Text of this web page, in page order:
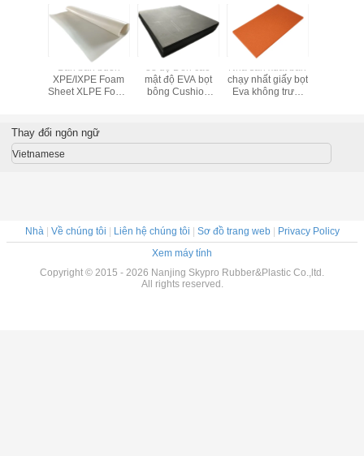
Tấm xốp EVA lật
Tấm xốp eva long
lanh
Non-slip Silver
EVA Shelf Liner
Moisture-proof
Thay đổi ngôn ngữ
Vietnamese
Nhà| Về chúng tôi | Liên hệ chúng tôi | Sơ đồ trang web| Privacy Policy
Xem máy tính
Copyright © 2015 - 2026 Nanjing Skypro Rubber&Plastic Co.,ltd.
All rights reserved.